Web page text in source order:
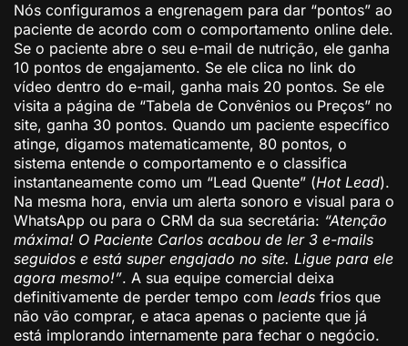
Nós configuramos a engrenagem para dar “pontos” ao
paciente de acordo com o comportamento online dele.
Se o paciente abre o seu e-mail de nutrição, ele ganha
10 pontos de engajamento. Se ele clica no link do
vídeo dentro do e-mail, ganha mais 20 pontos. Se ele
visita a página de “Tabela de Convênios ou Preços” no
site, ganha 30 pontos. Quando um paciente específico
atinge, digamos matematicamente, 80 pontos, o
sistema entende o comportamento e o classifica
instantaneamente como um “Lead Quente” (Hot Lead).
Na mesma hora, envia um alerta sonoro e visual para o
WhatsApp ou para o CRM da sua secretária: “Atenção
máxima! O Paciente Carlos acabou de ler 3 e-mails
seguidos e está super engajado no site. Ligue para ele
agora mesmo!”. A sua equipe comercial deixa
definitivamente de perder tempo com leads frios que
não vão comprar, e ataca apenas o paciente que já
está implorando internamente para fechar o negócio.